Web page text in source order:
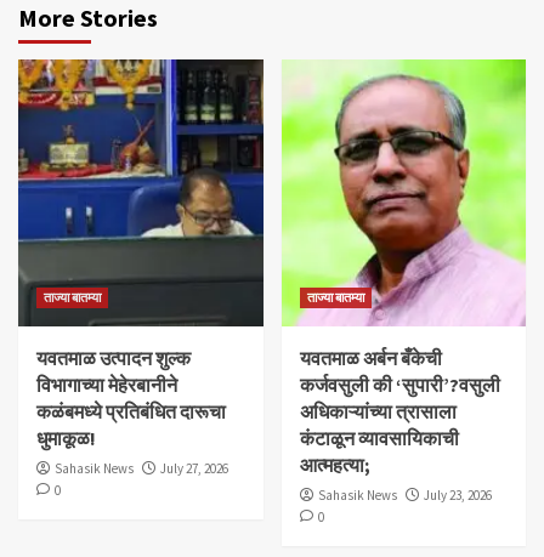
More Stories
ताज्या बातम्या
यवतमाळ उत्पादन शुल्क
विभागाच्या मेहेरबानीने
कळंबमध्ये प्रतिबंधित दारूचा
धुमाकूळ!
Sahasik News
July 27, 2026
0
ताज्या बातम्या
​यवतमाळ अर्बन बँकेची
कर्जवसुली की ‘सुपारी’?वसुली
अधिकाऱ्यांच्या त्रासाला
कंटाळून व्यावसायिकाची
आत्महत्या;
Sahasik News
July 23, 2026
0